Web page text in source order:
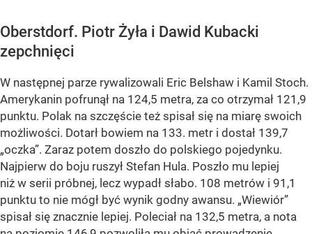
Oberstdorf. Piotr Żyła i Dawid Kubacki
zepchnięci
W następnej parze rywalizowali Eric Belshaw i Kamil Stoch.
Amerykanin pofrunął na 124,5 metra, za co otrzymał 121,9
punktu. Polak na szczęście też spisał się na miarę swoich
możliwości. Dotarł bowiem na 133. metr i dostał 139,7
„oczka”. Zaraz potem doszło do polskiego pojedynku.
Najpierw do boju ruszył Stefan Hula. Poszło mu lepiej
niż w serii próbnej, lecz wypadł słabo. 108 metrów i 91,1
punktu to nie mógł być wynik godny awansu. „Wiewiór”
spisał się znacznie lepiej. Poleciał na 132,5 metra, a nota